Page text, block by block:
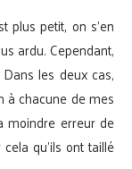
plus petit, on s’en
ardu. Cependant,
les deux cas,
à chacune de mes
moindre erreur de
qu’ils ont taillé